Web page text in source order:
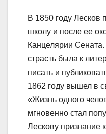
В 1850 году Лесков
школу и после ее
Канцелярии
страсть была к
писать и
1862 году вышел в
«Жизнь одного
мгновенно стал
Лескову признание